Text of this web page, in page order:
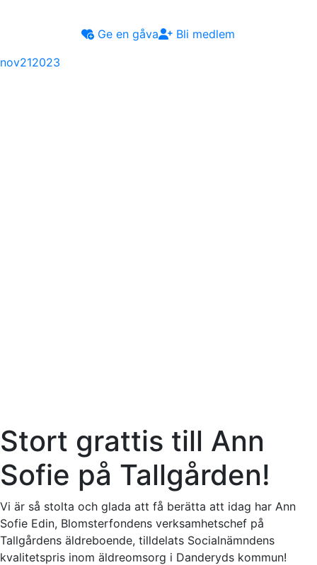
Ge en gåva
Bli medlem
nov212023
Stort grattis till Ann
Sofie på Tallgården!
Vi är så stolta och glada att få berätta att idag har Ann
Sofie Edin, Blomsterfondens verksamhetschef på
Tallgårdens äldreboende, tilldelats Socialnämndens
kvalitetspris inom äldreomsorg i Danderyds kommun!